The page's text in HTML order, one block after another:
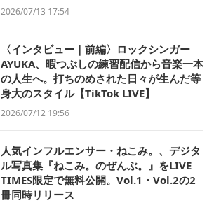
2026/07/13 17:54
〈インタビュー｜前編〉ロックシンガー
AYUKA、暇つぶしの練習配信から音楽一本
の人生へ。打ちのめされた日々が生んだ等
身大のスタイル【TikTok LIVE】
2026/07/12 19:56
人気インフルエンサー・ねこみ。、デジタ
ル写真集『ねこみ。のぜんぶ。』をLIVE
TIMES限定で無料公開。Vol.1・Vol.2の2
冊同時リリース